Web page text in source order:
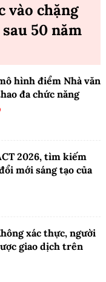
vào chặng
50 năm
hình điểm Nhà văn
đa chức năng
2026, tìm kiếm
mới sáng tạo của
xác thực, người
giao dịch trên